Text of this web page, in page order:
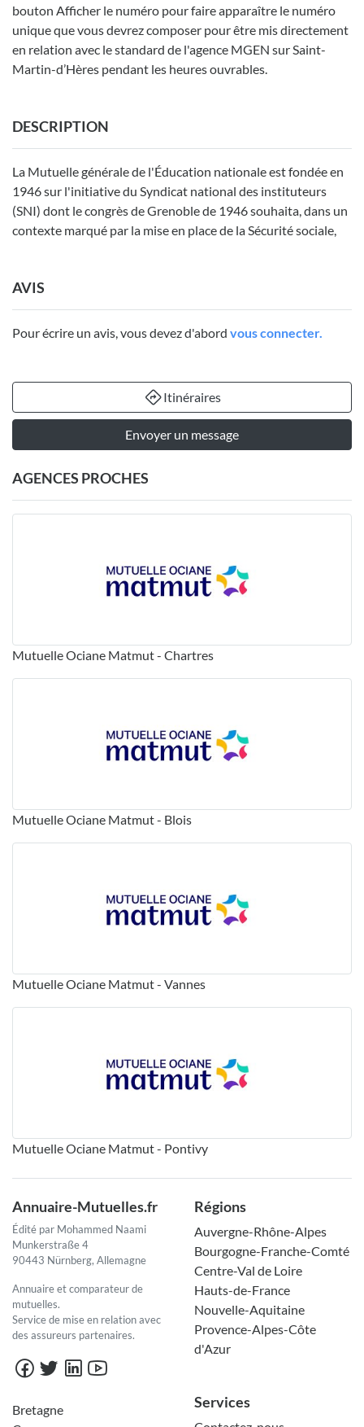
bouton Afficher le numéro pour faire apparaître le numéro
unique que vous devrez composer pour être mis directement
en relation avec le standard de l'agence MGEN sur Saint-
Martin-d’Hères pendant les heures ouvrables.
DESCRIPTION
La Mutuelle générale de l'Éducation nationale est fondée en
1946 sur l'initiative du Syndicat national des instituteurs
(SNI) dont le congrès de Grenoble de 1946 souhaita, dans un
contexte marqué par la mise en place de la Sécurité sociale,
AVIS
Pour écrire un avis, vous devez d'abord vous connecter.
Itinéraires
Envoyer un message
AGENCES PROCHES
Mutuelle Ociane Matmut - Chartres
Mutuelle Ociane Matmut - Blois
Mutuelle Ociane Matmut - Vannes
Mutuelle Ociane Matmut - Pontivy
Annuaire-Mutuelles.fr
Édité par Mohammed Naami
Munkerstraße 4
90443 Nürnberg, Allemagne
Annuaire et comparateur de
mutuelles.
Service de mise en relation avec
des assureurs partenaires.
Régions
Auvergne-Rhône-Alpes
Bourgogne-Franche-Comté
Centre-Val de Loire
Hauts-de-France
Nouvelle-Aquitaine
Provence-Alpes-Côte
d'Azur
Bretagne
Services